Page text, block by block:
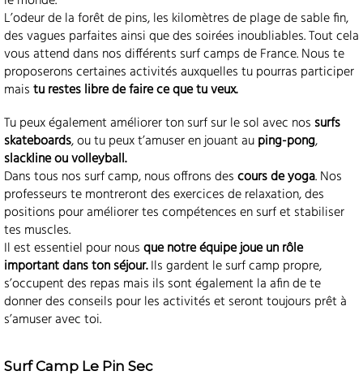
L’odeur de la forêt de pins, les kilomètres de plage de sable fin,
des vagues parfaites ainsi que des soirées inoubliables. Tout cela
vous attend dans nos différents surf camps de France. Nous te
proposerons certaines activités auxquelles tu pourras participer
maistu restes libre de faire ce que tu veux.
Tu peux également améliorer ton surf sur le sol avec nos surfs
skateboards, ou tu peux t’amuser en jouant auping-pong,
slackline ou volleyball.
Dans tous nos surf camp, nous offrons descours de yoga. Nos
professeurs te montreront des exercices de relaxation, des
positions pour améliorer tes compétences en surf et stabiliser
tes muscles.
Il est essentiel pour nousque notre équipe joue un rôle
important dans ton séjour.Ils gardent le surf camp propre,
s’occupent des repas mais ils sont également la afin de te
donner des conseils pour les activités et seront toujours prêt à
s’amuser avec toi.
Surf Camp Le Pin Sec